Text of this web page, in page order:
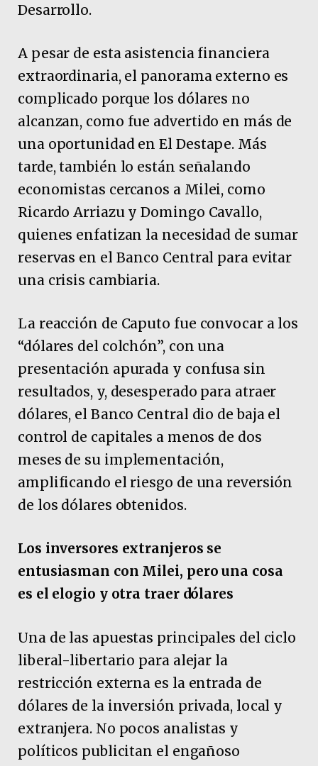
Desarrollo.
A pesar de esta asistencia financiera
extraordinaria, el panorama externo es
complicado porque los dólares no
alcanzan, como fue advertido en más de
una oportunidad en El Destape. Más
tarde, también lo están señalando
economistas cercanos a Milei, como
Ricardo Arriazu y Domingo Cavallo,
quienes enfatizan la necesidad de sumar
reservas en el Banco Central para evitar
una crisis cambiaria.
La reacción de Caputo fue convocar a los
“dólares del colchón”, con una
presentación apurada y confusa sin
resultados, y, desesperado para atraer
dólares, el Banco Central dio de baja el
control de capitales a menos de dos
meses de su implementación,
amplificando el riesgo de una reversión
de los dólares obtenidos.
Los inversores extranjeros se
entusiasman con Milei, pero una cosa
es el elogio y otra traer dólares
Una de las apuestas principales del ciclo
liberal-libertario para alejar la
restricción externa es la entrada de
dólares de la inversión privada, local y
extranjera. No pocos analistas y
políticos publicitan el engañoso